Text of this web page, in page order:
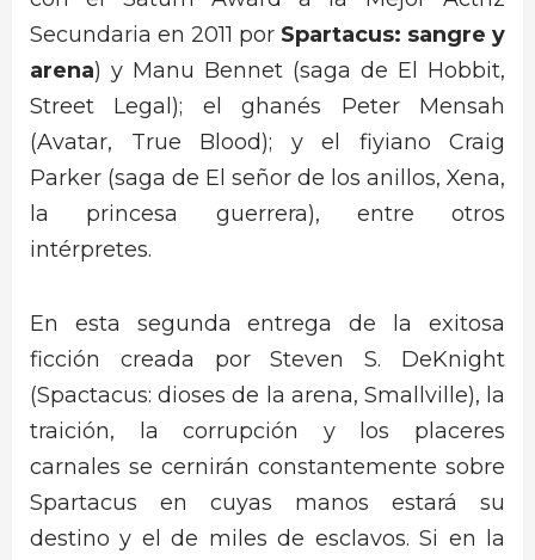
Secundaria en 2011 por Spartacus: sangre y
arena) y Manu Bennet (saga de El Hobbit,
Street Legal); el ghanés Peter Mensah
(Avatar, True Blood); y el fiyiano Craig
Parker (saga de El señor de los anillos, Xena,
la princesa guerrera), entre otros
intérpretes.
En esta segunda entrega de la exitosa
ficción creada por Steven S. DeKnight
(Spactacus: dioses de la arena, Smallville), la
traición, la corrupción y los placeres
carnales se cernirán constantemente sobre
Spartacus en cuyas manos estará su
destino y el de miles de esclavos. Si en la